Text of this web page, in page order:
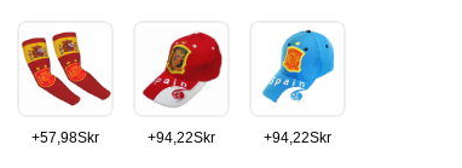
+57,98Skr +94,22Skr +94,22Skr